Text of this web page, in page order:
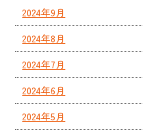
2024年9月
2024年8月
2024年7月
2024年6月
2024年5月